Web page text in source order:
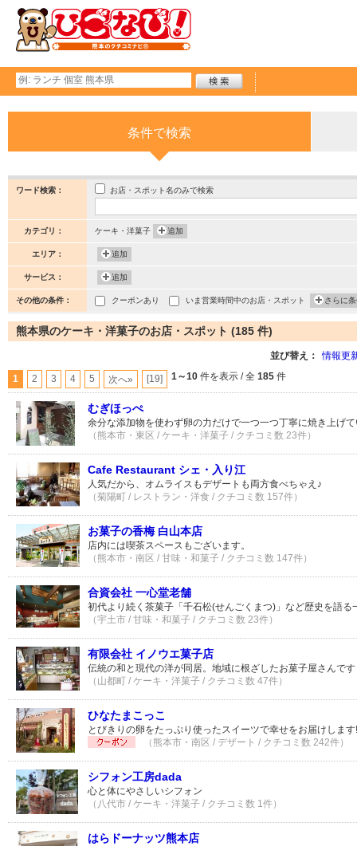
条件で検索
ワード検索： お店・スポット名のみで検索
カテゴリ： ケーキ・洋菓子 追加
エリア： 追加
サービス： 追加
その他の条件： クーポンあり いま営業時間中のお店・スポット さらに
熊本県のケーキ・洋菓子のお店・スポット (185 件)
並び替え： 情報更
1 2 3 4 5 次へ» [19] 1～10 件を表示 / 全 185 件
むぎほっぺ
余分な添加物を使わず卵の力だけで一つ一つ丁寧に焼き上げ
（熊本市・東区 / ケーキ・洋菓子 / クチコミ数 23件）
Cafe Restaurant シェ・入り江
人気だから、オムライスもデザートも両方食べちゃえ♪
（菊陽町 / レストラン・洋食 / クチコミ数 157件）
お菓子の香梅 白山本店
店内には喫茶スペースもございます。
（熊本市・南区 / 甘味・和菓子 / クチコミ数 147件）
合資会社 一心堂老舗
初代より続く茶菓子「千石松(せんごくまつ)」など歴史を語る
（宇土市 / 甘味・和菓子 / クチコミ数 23件）
有限会社 イノウエ菓子店
伝統の和と現代の洋が同居。地域に根ざしたお菓子屋さんです
（山都町 / ケーキ・洋菓子 / クチコミ数 47件）
ひなたまこっこ
とびきりの卵をたっぷり使ったスイーツで幸せをお届けします!
（熊本市・南区 / デザート / クチコミ数 242件）
シフォン工房dada
心と体にやさしいシフォン
（八代市 / ケーキ・洋菓子 / クチコミ数 1件）
はらドーナッツ熊本店